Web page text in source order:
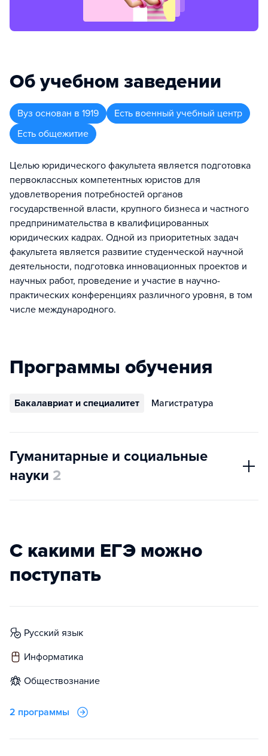
Об учебном заведении
Вуз основан в 1919
Есть военный учебный центр
Есть общежитие
Целью юридического факультета является подготовка
первоклассных компетентных юристов для
удовлетворения потребностей органов
государственной власти, крупного бизнеса и частного
предпринимательства в квалифицированных
юридических кадрах. Одной из приоритетных задач
факультета является развитие студенческой научной
деятельности, подготовка инновационных проектов и
научных работ, проведение и участие в научно-
практических конференциях различного уровня, в том
числе международного.
Программы обучения
Бакалавриат и специалитет Магистратура
Гуманитарные и социальные
науки 2
С какими ЕГЭ можно
поступать
русский язык
информатика
обществознание
2 программы